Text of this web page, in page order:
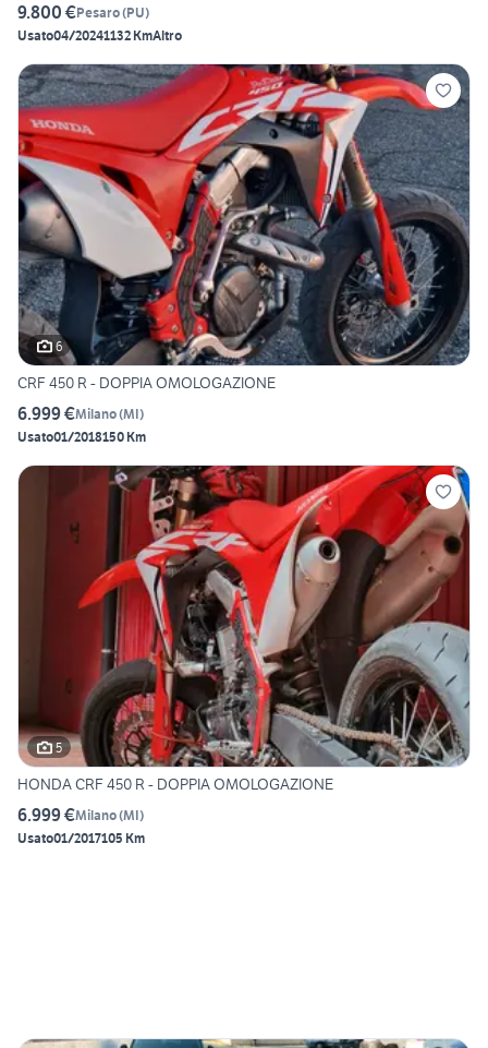
9.800 €Pesaro(PU)
Usato04/20241132 KmAltro
6
CRF 450 R - DOPPIA OMOLOGAZIONE
6.999 €Milano(MI)
Usato01/2018150 Km
5
HONDA CRF 450 R - DOPPIA OMOLOGAZIONE
6.999 €Milano(MI)
Usato01/2017105 Km